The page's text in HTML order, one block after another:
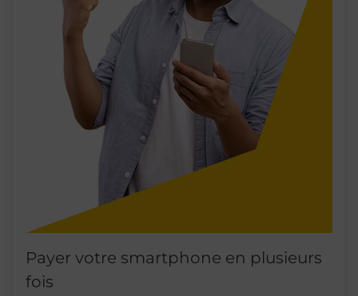
Payer votre smartphone en plusieurs
fois